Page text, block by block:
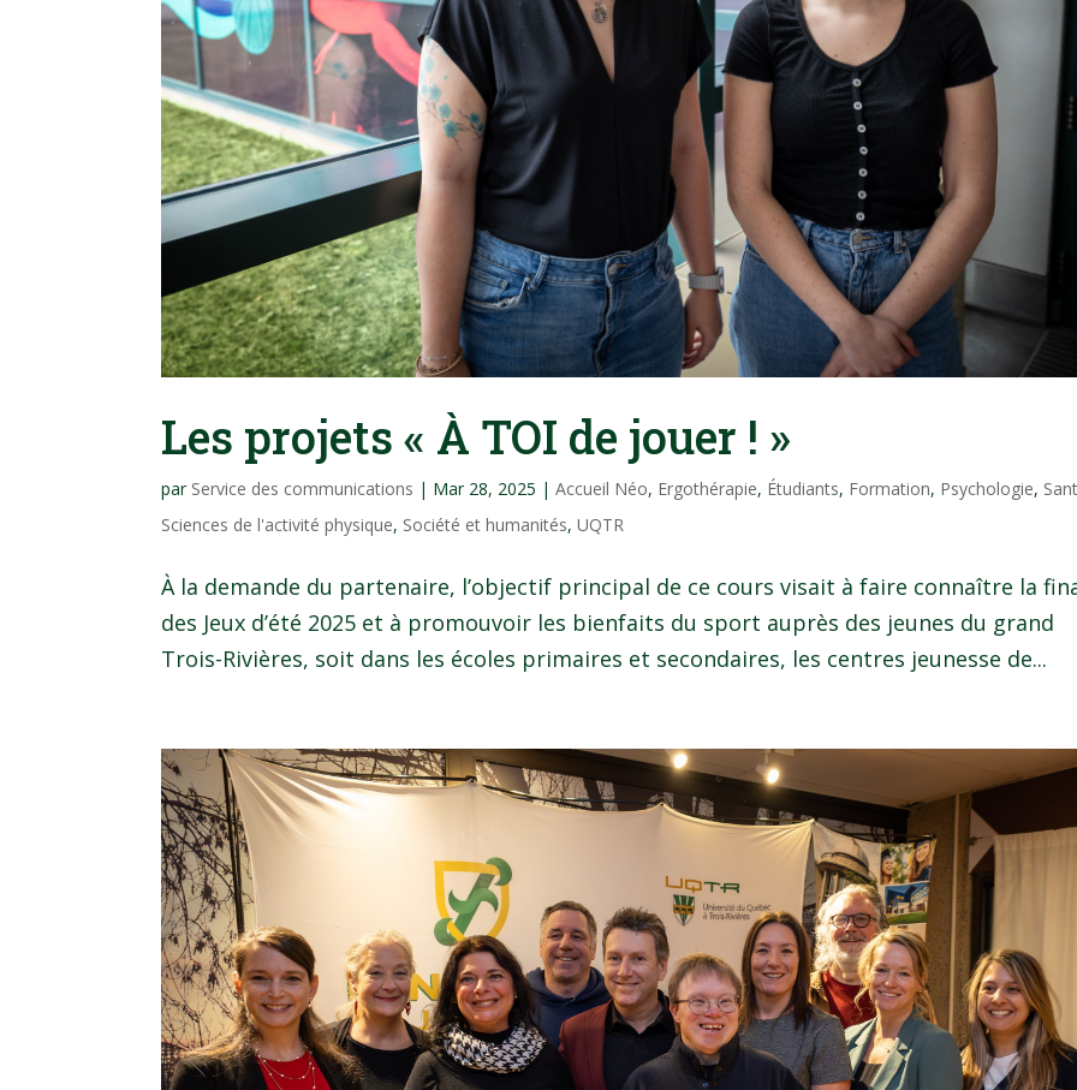
Les projets « À TOI de jouer ! »
par Service des communications | Mar 28, 2025 |Accueil Néo, Ergothérapie, Étudiants, Formation, Psychologie,
Sciences de l'activité physique, Société et humanités,UQTR
À la demande du partenaire, l’objectif principal de ce cours visait à faire connaître la
des Jeux d’été 2025 et à promouvoir les bienfaits du sport auprès des jeunes du grand
Trois-Rivières, soit dans les écoles primaires et secondaires, les centres jeunesse de...